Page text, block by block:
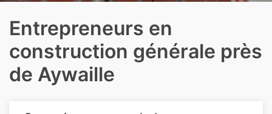
Entrepreneurs en
construction générale près
de Aywaille